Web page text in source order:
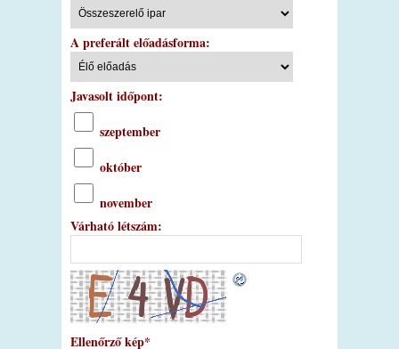
A preferált előadásforma:
Javasolt időpont:
szeptember
október
november
Várható létszám:
Ellenőrző kép*